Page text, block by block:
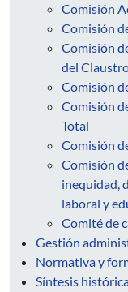
Comisión
Comisión
Comisión
del
Comisión
Comisión
Total
Comisión
Comisión
inequidad,
laboral y
Comité de
Gestión
Normativa y
Síntesis